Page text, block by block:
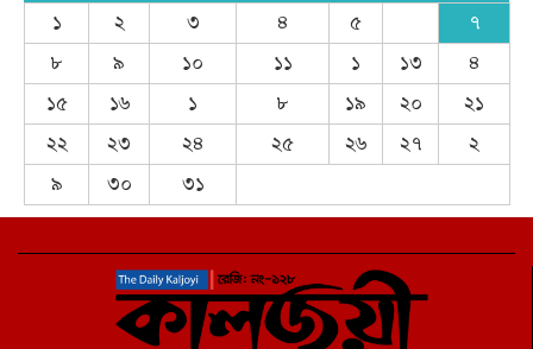
১
২ ৩ ৪ ৫
৭
৮
৯ ১০ ১১ ১ ১৩
৪
১৫
১৬ ১ ৮ ১৯ ২০
২১
২২
২৩ ২৪ ২৫ ২৬ ২৭
২
৯
৩০ ৩১